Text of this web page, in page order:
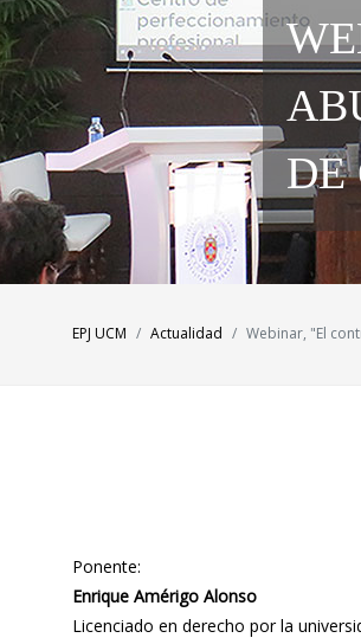
DE
EPJ UCM Actualidad Webinar, "El
Ponente:
Enrique Amérigo Alonso
Licenciado en derecho por la